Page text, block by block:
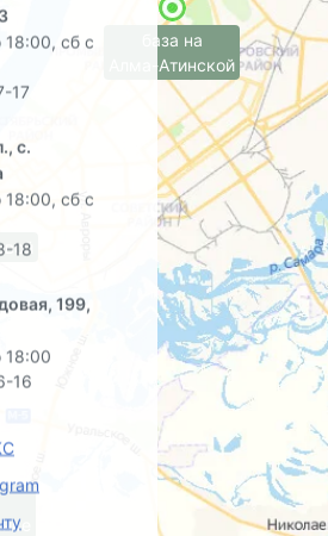
18:00, сб с
17
с.
18:00, сб с
18
199,
18:00
16
база на
Алма-Атинской